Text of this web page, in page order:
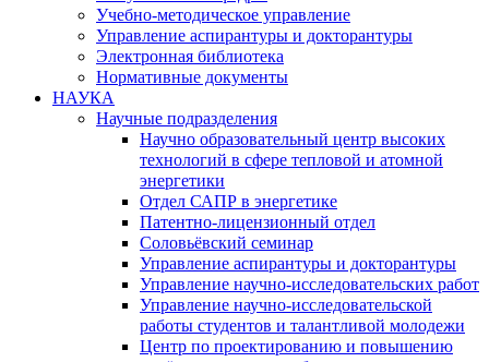
Учебно-методическое управление
Управление аспирантуры и докторантуры
Электронная библиотека
Нормативные документы
НАУКА
Научные подразделения
Научно образовательный центр высоких
технологий в сфере тепловой и атомной
энергетики
Отдел САПР в энергетике
Патентно-лицензионный отдел
Соловьёвский семинар
Управление аспирантуры и докторантуры
Управление научно-исследовательских работ
Управление научно-исследовательской
работы студентов и талантливой молодежи
Центр по проектированию и повышению